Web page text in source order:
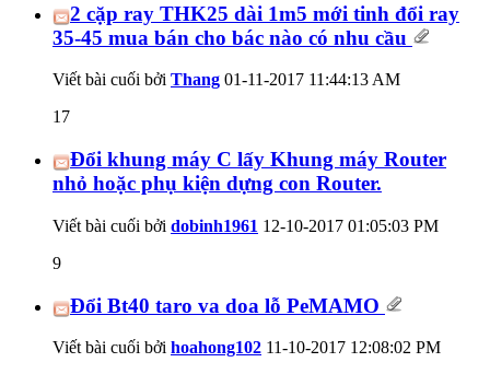
2 cặp ray THK25 dài 1m5 mới tinh đổi ray
35-45 mua bán cho bác nào có nhu cầu
Viết bài cuối bởi Thang 01-11-2017 11:44:13 AM
17
Đổi khung máy C lấy Khung máy Router
nhỏ hoặc phụ kiện dựng con Router.
Viết bài cuối bởi dobinh1961 12-10-2017 01:05:03 PM
9
Đổi Bt40 taro va doa lỗ PeMAMO
Viết bài cuối bởi hoahong102 11-10-2017 12:08:02 PM